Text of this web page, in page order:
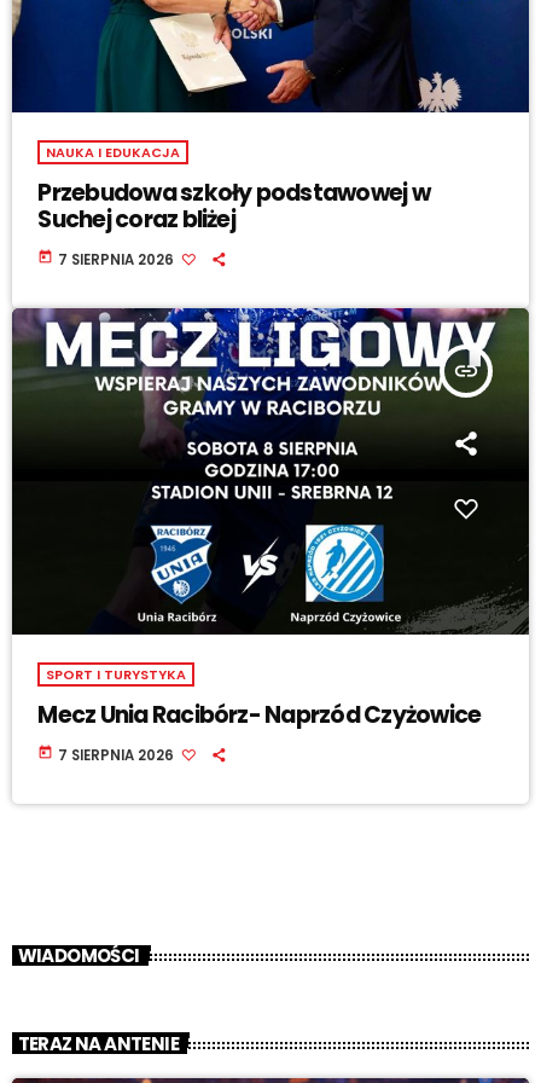
NAUKA I EDUKACJA
Przebudowa szkoły podstawowej w
Suchej coraz bliżej
today 7 SIERPNIA 2026
insert_link
SPORT I TURYSTYKA
Mecz Unia Racibórz- Naprzód Czyżowice
today 7 SIERPNIA 2026
WIADOMOŚCI
TERAZ NA ANTENIE